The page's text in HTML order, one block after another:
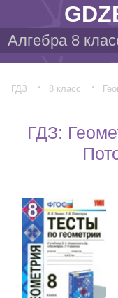
ГДЗ 8 класс
ГДЗ: